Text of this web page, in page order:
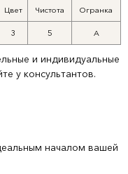
Цвет Чистота Огранка
3 5 А
и индивидуальные
у консультантов.
началом вашей